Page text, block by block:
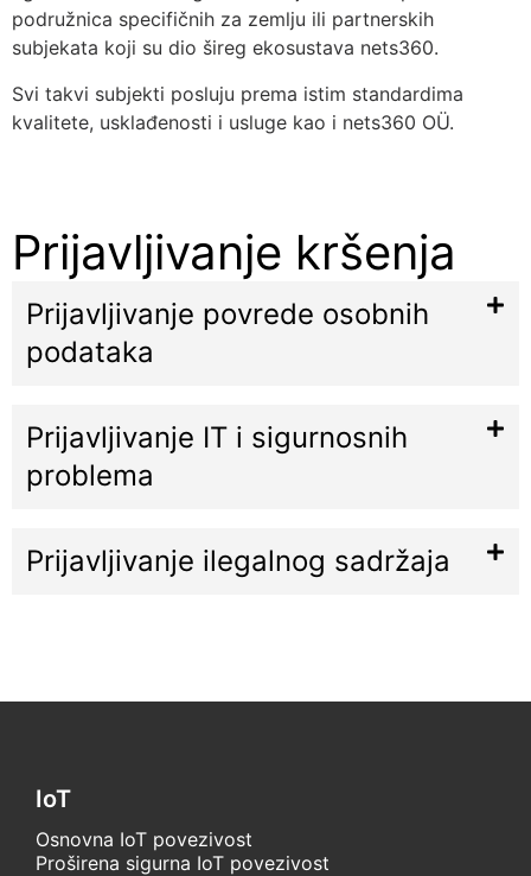
podružnica specifičnih za zemlju ili partnerskih
subjekata koji su dio šireg ekosustava nets360.
Svi takvi subjekti posluju prema istim standardima
kvalitete, usklađenosti i usluge kao i nets360 OÜ.
Prijavljivanje kršenja
Prijavljivanje povrede osobnih
podataka
Prijavljivanje IT i sigurnosnih
problema
Prijavljivanje ilegalnog sadržaja
IoT
Osnovna IoT povezivost
Proširena sigurna IoT povezivost